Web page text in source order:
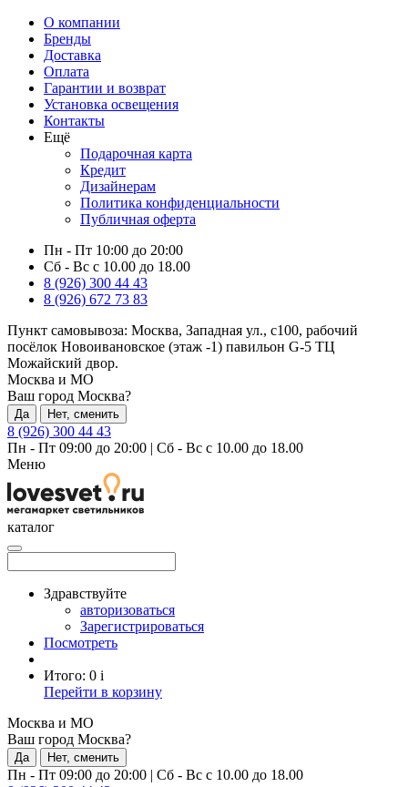
О компании
Бренды
Доставка
Оплата
Гарантии и возврат
Установка освещения
Контакты
Ещё
Подарочная карта
Кредит
Дизайнерам
Политика конфиденциальности
Публичная оферта
Пн - Пт 10:00 до 20:00
Сб - Вс с 10.00 до 18.00
8 (926) 300 44 43
8 (926) 672 73 83
Пункт самовывоза: Москва, Западная ул., с100, рабочий
посёлок Новоивановское (этаж -1) павильон G-5 ТЦ
Можайский двор.
Москва и МО
Ваш город Москва?
Да Нет, сменить
8 (926) 300 44 43
Пн - Пт 09:00 до 20:00 | Сб - Вс с 10.00 до 18.00
Меню
каталог
Здравствуйте
авторизоваться
Зарегистрироваться
Посмотреть
Итого: 0 i
Перейти в корзину
Москва и МО
Ваш город Москва?
Да Нет, сменить
Пн - Пт 09:00 до 20:00 | Сб - Вс с 10.00 до 18.00